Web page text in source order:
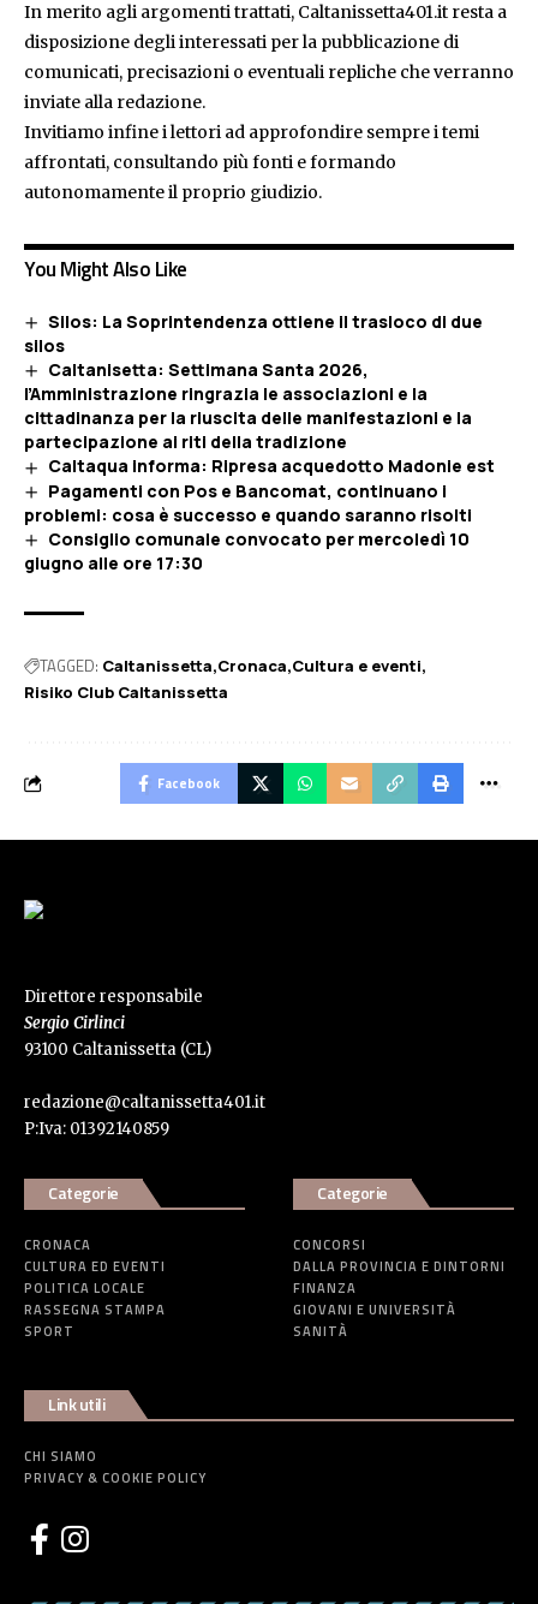
In merito agli argomenti trattati, Caltanissetta401.it resta a
disposizione degli interessati per la pubblicazione di
comunicati, precisazioni o eventuali repliche che verranno
inviate alla redazione.
Invitiamo infine i lettori ad approfondire sempre i temi
affrontati, consultando più fonti e formando
autonomamente il proprio giudizio.
You Might Also Like
Silos: La Soprintendenza ottiene il trasloco di due
silos
Caltanisetta: Settimana Santa 2026,
l’Amministrazione ringrazia le associazioni e la
cittadinanza per la riuscita delle manifestazioni e la
partecipazione ai riti della tradizione
Caltaqua informa: Ripresa acquedotto Madonie est
Pagamenti con Pos e Bancomat, continuano i
problemi: cosa è successo e quando saranno risolti
Consiglio comunale convocato per mercoledì 10
giugno alle ore 17:30
TAGGED: Caltanissetta Cronaca Cultura e eventi
Risiko Club Caltanissetta
Facebook
Direttore responsabile
Sergio Cirlinci
93100 Caltanissetta (CL)
redazione@caltanissetta401.it
P:Iva: 01392140859
Categorie
CRONACA
CULTURA ED EVENTI
POLITICA LOCALE
RASSEGNA STAMPA
SPORT
Categorie
CONCORSI
DALLA PROVINCIA E DINTORNI
FINANZA
GIOVANI E UNIVERSITÀ
SANITÀ
Link utili
CHI SIAMO
PRIVACY & COOKIE POLICY